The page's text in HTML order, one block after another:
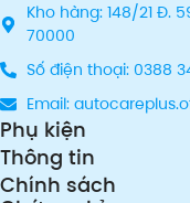
Kho hàng: 148/21 Đ.
70000
Số điện thoại: 0388
Email:
Phụ kiện
Thông tin
Chính sách